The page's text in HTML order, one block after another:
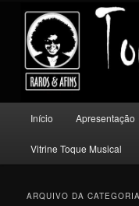
conteúdo
principal
conteúdo
secundário
Toque
Um lugar para quem
principal
Início Apresentação
Vitrine Toque Musical
ARQUIVO DA